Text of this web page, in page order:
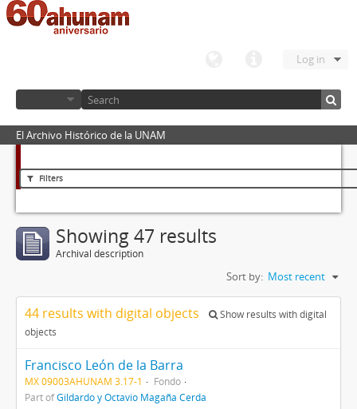
Log in
El Archivo Histórico de la UNAM
Filters
Showing 47 results
Archival description
Sort by: Most recent
44 results with digital objects
Show results with digital
objects
Francisco León de la Barra
MX 09003AHUNAM 3.17-1
Fondo
Part ofGildardo y Octavio Magaña Cerda